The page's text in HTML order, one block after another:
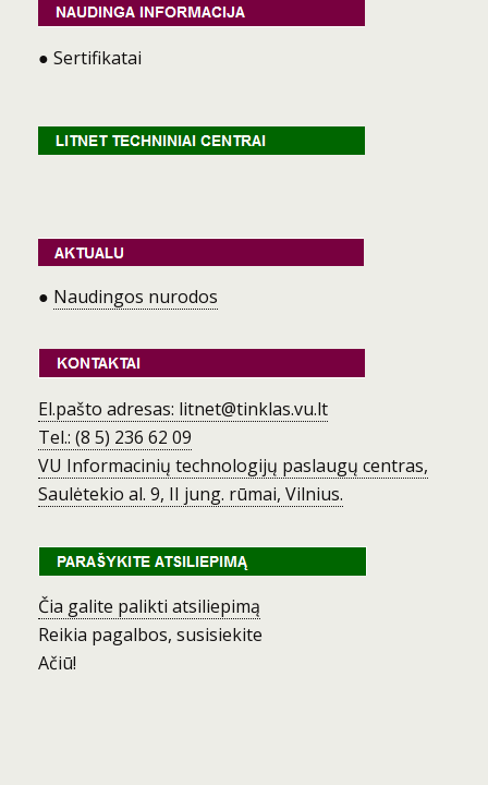
● Sertifikatai
● Naudingos nurodos
El.pašto adresas: litnet@tinklas.vu.lt
Tel.: (8 5) 236 62 09
VU Informacinių technologijų paslaugų centras,
Saulėtekio al. 9, II jung. rūmai, Vilnius.
Čia galite palikti atsiliepimą
Reikia pagalbos, susisiekite
Ačiū!